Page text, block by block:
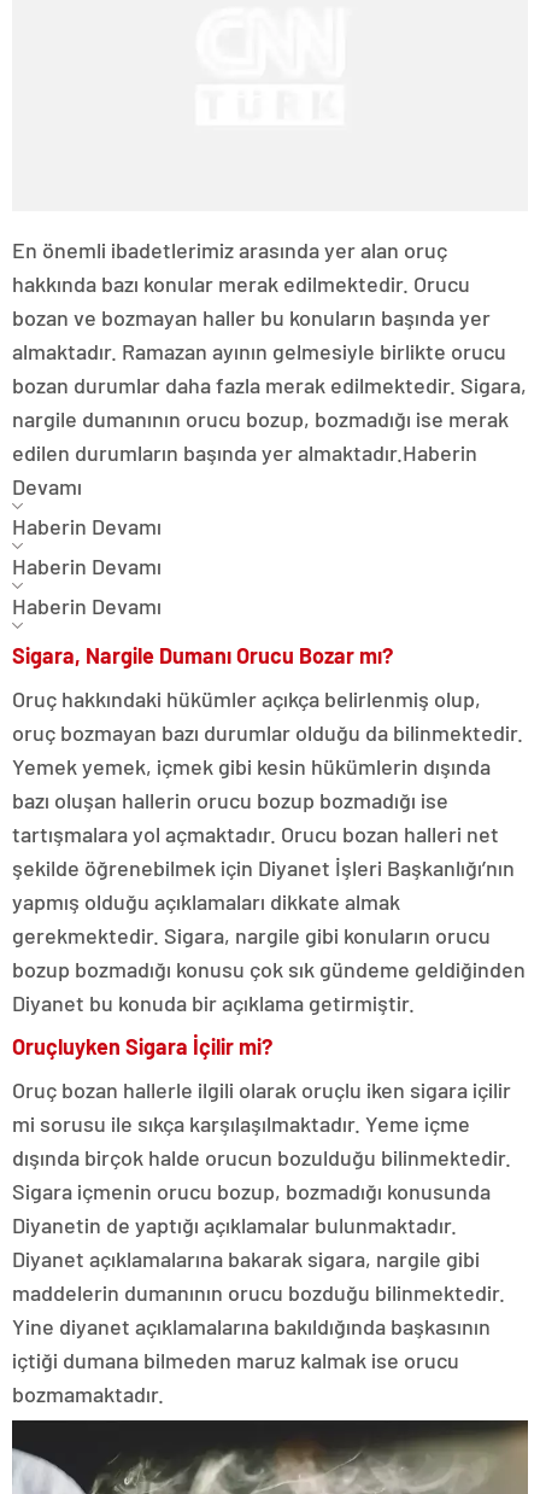
En önemli ibadetlerimiz arasında yer alan oruç
hakkında bazı konular merak edilmektedir. Orucu
bozan ve bozmayan haller bu konuların başında yer
almaktadır. Ramazan ayının gelmesiyle birlikte orucu
bozan durumlar daha fazla merak edilmektedir. Sigara,
nargile dumanının orucu bozup, bozmadığı ise merak
edilen durumların başında yer almaktadır. Haberin
Devamı
Haberin Devamı
Haberin Devamı
Haberin Devamı
Sigara, Nargile Dumanı Orucu Bozar mı?
Oruç hakkındaki hükümler açıkça belirlenmiş olup,
oruç bozmayan bazı durumlar olduğu da bilinmektedir.
Yemek yemek, içmek gibi kesin hükümlerin dışında
bazı oluşan hallerin orucu bozup bozmadığı ise
tartışmalara yol açmaktadır. Orucu bozan halleri net
şekilde öğrenebilmek için Diyanet İşleri Başkanlığı’nın
yapmış olduğu açıklamaları dikkate almak
gerekmektedir. Sigara, nargile gibi konuların orucu
bozup bozmadığı konusu çok sık gündeme geldiğinden
Diyanet bu konuda bir açıklama getirmiştir.
Oruçluyken Sigara İçilir mi?
Oruç bozan hallerle ilgili olarak oruçlu iken sigara içilir
mi sorusu ile sıkça karşılaşılmaktadır. Yeme içme
dışında birçok halde orucun bozulduğu bilinmektedir.
Sigara içmenin orucu bozup, bozmadığı konusunda
Diyanetin de yaptığı açıklamalar bulunmaktadır.
Diyanet açıklamalarına bakarak sigara, nargile gibi
maddelerin dumanının orucu bozduğu bilinmektedir.
Yine diyanet açıklamalarına bakıldığında başkasının
içtiği dumana bilmeden maruz kalmak ise orucu
bozmamaktadır.